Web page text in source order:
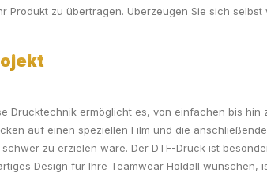
Produkt zu übertragen. Überzeugen Sie sich selbst
Drucktechnik ermöglicht es, von einfachen bis hin
auf einen speziellen Film und die anschließende
zu erzielen wäre. Der DTF-Druck ist
Design für Ihre Teamwear Holdall wünschen,